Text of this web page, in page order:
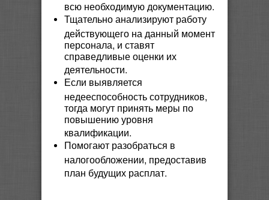
всю необходимую документацию.
Тщательно анализируют работу
действующего на данный момент
персонала, и ставят
справедливые оценки их
деятельности.
Если выявляется
недееспособность сотрудников,
тогда могут принять меры по
повышению уровня
квалификации.
Помогают разобраться в
налогообложении, предоставив
план будущих расплат.